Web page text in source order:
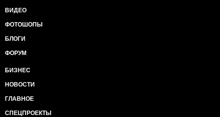
ВИДЕО
ФОТОШОПЫ
БЛОГИ
ФОРУМ
БИЗНЕС
НОВОСТИ
ГЛАВНОЕ
СПЕЦПРОЕКТЫ